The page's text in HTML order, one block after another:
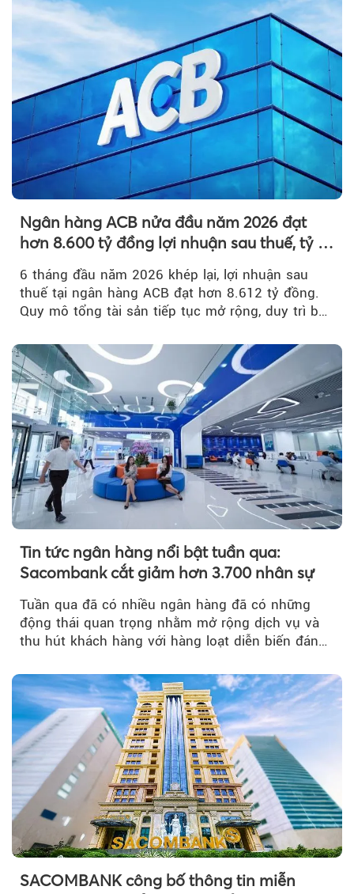
Ngân hàng ACB nửa đầu năm 2026 đạt
hơn 8.600 tỷ đồng lợi nhuận sau thuế, tỷ lệ
6 tháng đầu năm 2026 khép lại, lợi nhuận sau
thuế tại ngân hàng ACB đạt hơn 8.612 tỷ đồng.
Quy mô tổng tài sản tiếp tục mở rộng, duy trì bộ
Tin tức ngân hàng nổi bật tuần qua:
Sacombank cắt giảm hơn 3.700 nhân sự
Tuần qua đã có nhiều ngân hàng đã có những
động thái quan trọng nhằm mở rộng dịch vụ và
thu hút khách hàng với hàng loạt diễn biến đáng
SACOMBANK công bố thông tin miễn